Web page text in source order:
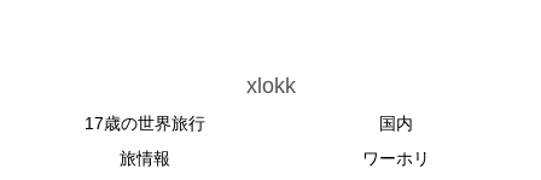
xlokk
17歳の世界旅行
国内
旅情報
ワーホリ